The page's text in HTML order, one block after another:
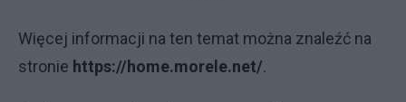
Więcej informacji na ten temat można znaleźć na
stronie https://home.morele.net/.